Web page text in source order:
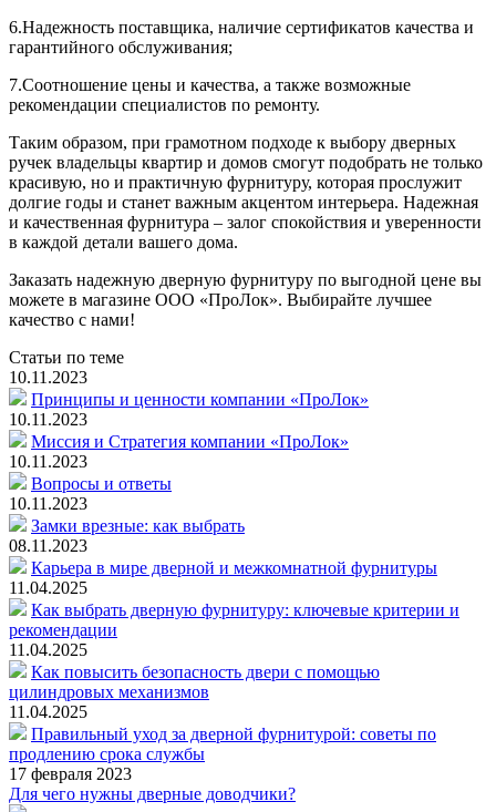
6.Надежность поставщика, наличие сертификатов качества и
гарантийного обслуживания;
7.Соотношение цены и качества, а также возможные
рекомендации специалистов по ремонту.
Таким образом, при грамотном подходе к выбору дверных
ручек владельцы квартир и домов смогут подобрать не только
красивую, но и практичную фурнитуру, которая прослужит
долгие годы и станет важным акцентом интерьера. Надежная
и качественная фурнитура – залог спокойствия и уверенности
в каждой детали вашего дома.
Заказать надежную дверную фурнитуру по выгодной цене вы
можете в магазине ООО «ПроЛок». Выбирайте лучшее
качество с нами!
Статьи по теме
10.11.2023
Принципы и ценности компании «ПроЛок»
10.11.2023
Миссия и Стратегия компании «ПроЛок»
10.11.2023
Вопросы и ответы
10.11.2023
Замки врезные: как выбрать
08.11.2023
Карьера в мире дверной и межкомнатной фурнитуры
11.04.2025
Как выбрать дверную фурнитуру: ключевые критерии и
рекомендации
11.04.2025
Как повысить безопасность двери с помощью
цилиндровых механизмов
11.04.2025
Правильный уход за дверной фурнитурой: советы по
продлению срока службы
17 февраля 2023
Для чего нужны дверные доводчики?